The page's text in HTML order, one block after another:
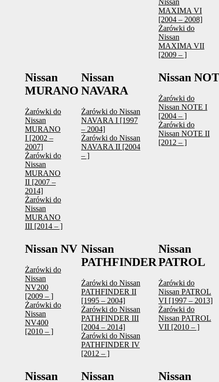
Nissan
MAXIMA VI
[2004 – 2008]
Żarówki do
Nissan
MAXIMA VII
[2009 – ]
Nissan
MURANO
Żarówki do
Nissan
MURANO
I [2002 –
2007]
Żarówki do
Nissan
MURANO
II [2007 –
2014]
Żarówki do
Nissan
MURANO
III [2014 – ]
Nissan
NAVARA
Żarówki do Nissan
NAVARA I [1997
– 2004]
Żarówki do Nissan
NAVARA II [2004
– ]
Nissan
Żarówki do
Nissan NOTE I
[2004 – ]
Żarówki do
Nissan NOTE II
[2012 – ]
Nissan NV
Żarówki do
Nissan
NV200
[2009 – ]
Żarówki do
Nissan
NV400
[2010 – ]
Nissan
PATHFINDER
Żarówki do Nissan
PATHFINDER II
[1995 – 2004]
Żarówki do Nissan
PATHFINDER III
[2004 – 2014]
Żarówki do Nissan
PATHFINDER IV
[2012 – ]
Nissan
PATROL
Żarówki do
Nissan PATROL
VI [1997 – 2013]
Żarówki do
Nissan PATROL
VII [2010 – ]
Nissan Nissan Nissan